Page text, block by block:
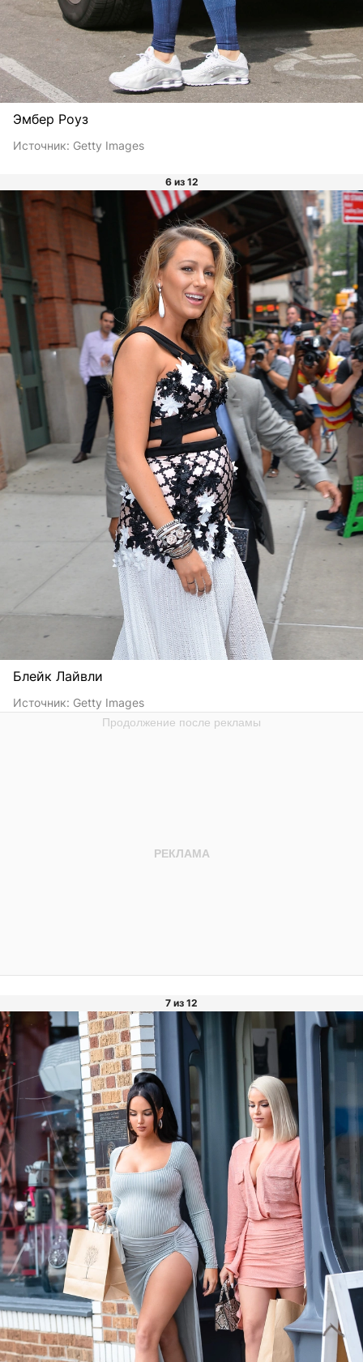
Эмбер Роуз
Источник: Getty Images
6 из 12
Блейк Лайвли
Источник: Getty Images
7 из 12